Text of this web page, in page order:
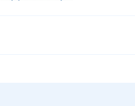
appserwis.pl